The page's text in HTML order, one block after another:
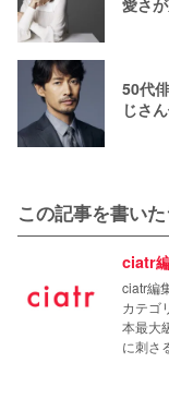
愛さ
50代
じさ
この記事を書い
ciatr
ciatr編
カテゴ
本最大
に刺さ